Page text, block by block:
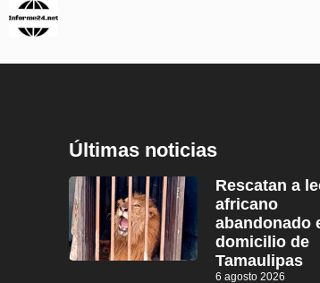
Últimas noticias
Rescatan a
africano
abandonado
domicilio de
Tamaulipas
6 agosto 2026